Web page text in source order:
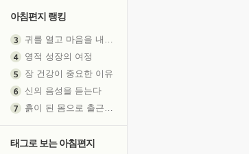
아침편지 랭킹
귀를 열고 마음을 내어주고
영적 성장의 여정
장 건강이 중요한 이유
신의 음성을 듣는다
흙이 된 몸으로 출근하는 여자
태그로 보는 아침편지